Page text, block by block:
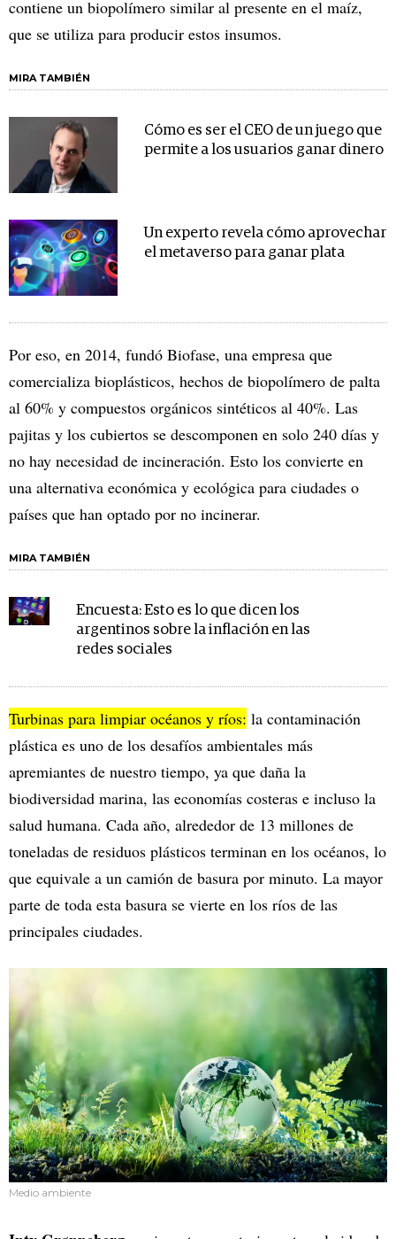
contiene un biopolímero similar al presente en el maíz,
que se utiliza para producir estos insumos.
MIRA TAMBIÉN
Cómo es ser el CEO de un juego que
permite a los usuarios ganar dinero
Un experto revela cómo aprovechar
el metaverso para ganar plata
Por eso, en 2014, fundó Biofase, una empresa que
comercializa bioplásticos, hechos de biopolímero de palta
al 60% y compuestos orgánicos sintéticos al 40%. Las
pajitas y los cubiertos se descomponen en solo 240 días y
no hay necesidad de incineración. Esto los convierte en
una alternativa económica y ecológica para ciudades o
países que han optado por no incinerar.
MIRA TAMBIÉN
Encuesta: Esto es lo que dicen los
argentinos sobre la inflación en las
redes sociales
Turbinas para limpiar océanos y ríos: la contaminación
plástica es uno de los desafíos ambientales más
apremiantes de nuestro tiempo, ya que daña la
biodiversidad marina, las economías costeras e incluso la
salud humana. Cada año, alrededor de 13 millones de
toneladas de residuos plásticos terminan en los océanos, lo
que equivale a un camión de basura por minuto. La mayor
parte de toda esta basura se vierte en los ríos de las
principales ciudades.
Medio ambiente